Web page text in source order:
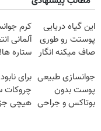
این گیاه دریایی
پوستت رو طوری
صاف میکنه انگار
شدی🔥
کرم
آلمانی
ستاره
جوانسازی طبیعی
پوست بدون
بوتاکس و جراحی
برای
چروکات
هیچی